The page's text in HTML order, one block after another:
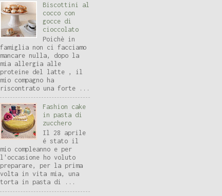
Biscottini al
cocco con
gocce di
cioccolato
Poichè in
famiglia non ci facciamo
mancare nulla, dopo la
mia allergia alle
proteine del latte , il
mio compagno ha
riscontrato una forte ...
Fashion cake
in pasta di
zucchero
Il 28 aprile
é stato il
mio compleanno e per
l'occasione ho voluto
preparare, per la prima
volta in vita mia, una
torta in pasta di ...